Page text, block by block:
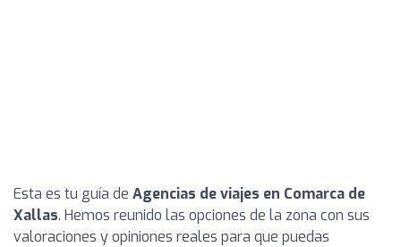
Esta es tu guía de Agencias de viajes en Comarca de
Xallas. Hemos reunido las opciones de la zona con sus
valoraciones y opiniones reales para que puedas